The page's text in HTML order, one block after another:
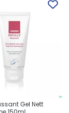
Gel Nett